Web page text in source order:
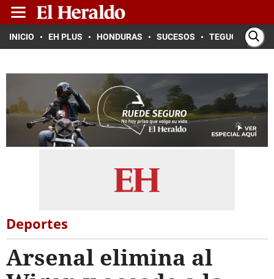
INICIO EH PLUS HONDURAS SUCESOS TEGUCIGALPA
Deportes
Arsenal elimina al